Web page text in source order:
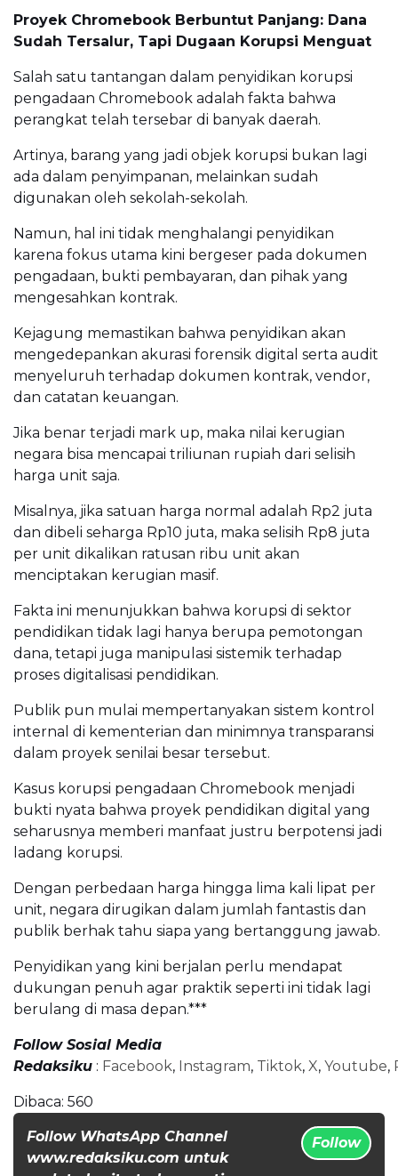
Proyek Chromebook Berbuntut Panjang: Dana
Sudah Tersalur, Tapi Dugaan Korupsi Menguat
Salah satu tantangan dalam penyidikan korupsi
pengadaan Chromebook adalah fakta bahwa
perangkat telah tersebar di banyak daerah.
Artinya, barang yang jadi objek korupsi bukan lagi
ada dalam penyimpanan, melainkan sudah
digunakan oleh sekolah-sekolah.
Namun, hal ini tidak menghalangi penyidikan
karena fokus utama kini bergeser pada dokumen
pengadaan, bukti pembayaran, dan pihak yang
mengesahkan kontrak.
Kejagung memastikan bahwa penyidikan akan
mengedepankan akurasi forensik digital serta audit
menyeluruh terhadap dokumen kontrak, vendor,
dan catatan keuangan.
Jika benar terjadi mark up, maka nilai kerugian
negara bisa mencapai triliunan rupiah dari selisih
harga unit saja.
Misalnya, jika satuan harga normal adalah Rp2 juta
dan dibeli seharga Rp10 juta, maka selisih Rp8 juta
per unit dikalikan ratusan ribu unit akan
menciptakan kerugian masif.
Fakta ini menunjukkan bahwa korupsi di sektor
pendidikan tidak lagi hanya berupa pemotongan
dana, tetapi juga manipulasi sistemik terhadap
proses digitalisasi pendidikan.
Publik pun mulai mempertanyakan sistem kontrol
internal di kementerian dan minimnya transparansi
dalam proyek senilai besar tersebut.
Kasus korupsi pengadaan Chromebook menjadi
bukti nyata bahwa proyek pendidikan digital yang
seharusnya memberi manfaat justru berpotensi jadi
ladang korupsi.
Dengan perbedaan harga hingga lima kali lipat per
unit, negara dirugikan dalam jumlah fantastis dan
publik berhak tahu siapa yang bertanggung jawab.
Penyidikan yang kini berjalan perlu mendapat
dukungan penuh agar praktik seperti ini tidak lagi
berulang di masa depan.***
Follow Sosial Media
Redaksiku : Facebook, Instagram, Tiktok, X, Youtube,
Dibaca: 560
Follow WhatsApp Channel
www.redaksiku.com untuk
Follow